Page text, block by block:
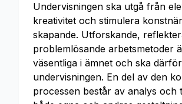
Undervisningen ska utgå från
kreativitet och stimulera
skapande. Utforskande,
problemlösande arbetsmetoder
väsentliga i ämnet och ska
undervisningen. En del av den
processen består av analys och